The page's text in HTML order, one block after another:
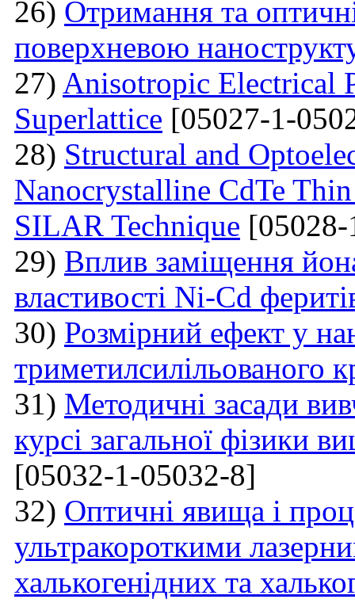
26) Отримання та
поверхневою
27) Anisotropic Electrical
Superlattice [05027-1-
28) Structural and
Nanocrystalline CdTe
SILAR Technique
29) Вплив заміщення
властивості Ni-Cd
30) Розмірний ефект у
триметилсилільованого
31) Методичні засади
курсі загальної фізики
[05032-1-05032-8]
32) Оптичні явища і
ультракороткими
халькогенідних та